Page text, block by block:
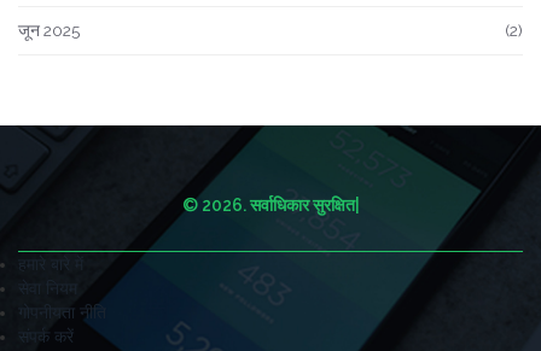
जून 2025 (2)
© 2026. सर्वाधिकार सुरक्षित|
हमारे बारे में
सेवा नियम
गोपनीयता नीति
संपर्क करें